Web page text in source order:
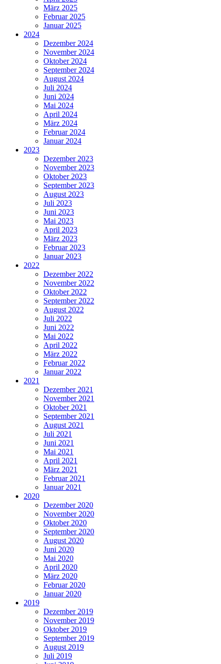
März 2025
Februar 2025
Januar 2025
2024
Dezember 2024
November 2024
Oktober 2024
September 2024
August 2024
Juli 2024
Juni 2024
Mai 2024
April 2024
März 2024
Februar 2024
Januar 2024
2023
Dezember 2023
November 2023
Oktober 2023
September 2023
August 2023
Juli 2023
Juni 2023
Mai 2023
April 2023
März 2023
Februar 2023
Januar 2023
2022
Dezember 2022
November 2022
Oktober 2022
September 2022
August 2022
Juli 2022
Juni 2022
Mai 2022
April 2022
März 2022
Februar 2022
Januar 2022
2021
Dezember 2021
November 2021
Oktober 2021
September 2021
August 2021
Juli 2021
Juni 2021
Mai 2021
April 2021
März 2021
Februar 2021
Januar 2021
2020
Dezember 2020
November 2020
Oktober 2020
September 2020
August 2020
Juni 2020
Mai 2020
April 2020
März 2020
Februar 2020
Januar 2020
2019
Dezember 2019
November 2019
Oktober 2019
September 2019
August 2019
Juli 2019